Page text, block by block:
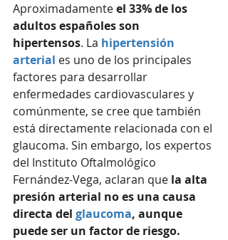
Aproximadamente el 33% de los
adultos españoles son
hipertensos. La hipertensión
arterial es uno de los principales
factores para desarrollar
enfermedades cardiovasculares y
comúnmente, se cree que también
está directamente relacionada con el
glaucoma. Sin embargo, los expertos
del Instituto Oftalmológico
Fernández-Vega, aclaran que la alta
presión arterial no es una causa
directa del glaucoma, aunque
puede ser un factor de riesgo.